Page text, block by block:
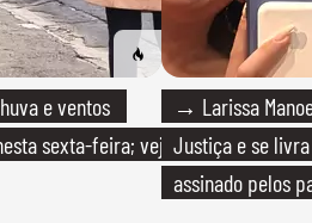
e ventos
sexta-feira; veja
→ Larissa
Justiça e se
assinado pelos